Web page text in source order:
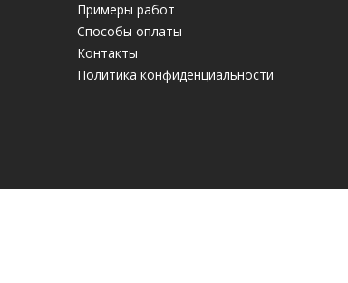
Примеры работ
Способы оплаты
Контакты
Политика конфиденциальности